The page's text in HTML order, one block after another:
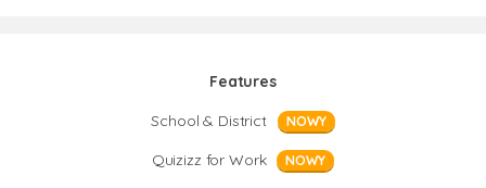
Features
School & District
NOWY
Quizizz for Work NOWY